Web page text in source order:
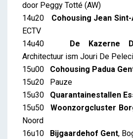
door Peggy Totté (AW)
14u20 Cohousing Jean
ECTV
14u40 De Kazerne
Architectuur ism Jouri De
15u00 Cohousing Padua
15u20 Pauze
15u30 Quarantainestallen
15u50Woonzorgcluster
Noord
16u10 Bijgaardehof Gent,